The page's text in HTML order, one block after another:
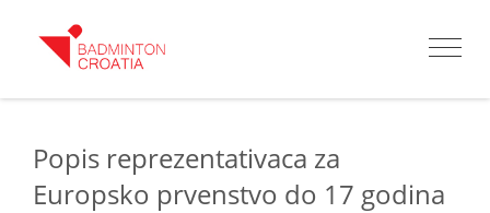
Toggle
Popis reprezentativaca za
Europsko prvenstvo do 17 godina